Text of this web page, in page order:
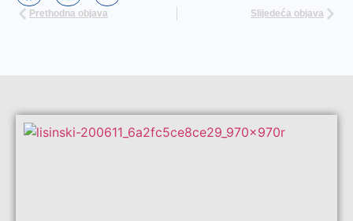
Prethodna objava Slijedeća objava